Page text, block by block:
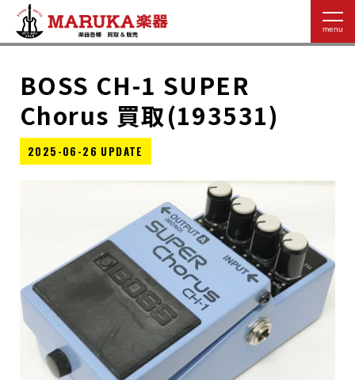
BOSS CH-1 SUPER
Chorus 買取(193531)
2025-06-26 UPDATE